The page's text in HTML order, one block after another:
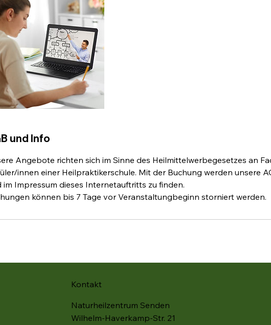
und Info
Angebote richten sich im Sinne des Heilmittelwerbegesetzes an
innen einer Heilpraktikerschule. Mit der Buchung werden unsere
im Impressum dieses Internetauftritts zu finden.
können bis 7 Tage vor Veranstaltungbeginn storniert werden.
Kontakt
Naturheilzentrum Senden
Wilhelm-Haverkamp-Str. 21